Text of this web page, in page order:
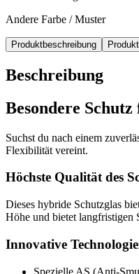
Andere Farbe / Muster
Produktbeschreibung
Beschreibung
Besondere
Suchst du nach einem
Flexibilität vereint.
Höchste Qualität des
Dieses hybride Schutzglas
Höhe und bietet langfristigen
Innovative
Spezielle AS (Anti-